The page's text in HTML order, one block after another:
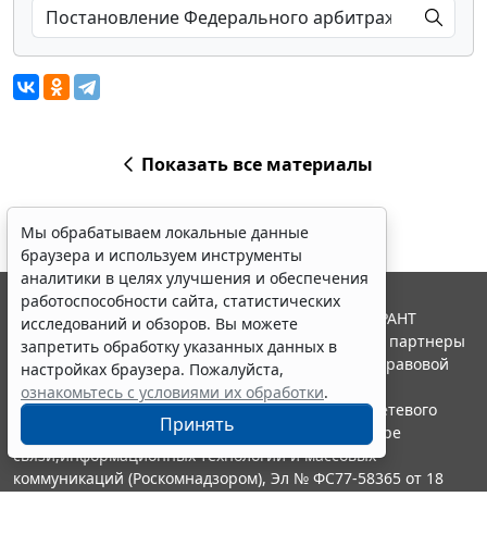
Показать все материалы
Мы обрабатываем локальные данные
браузера и используем инструменты
аналитики в целях улучшения и обеспечения
работоспособности сайта, статистических
исследований и обзоров. Вы можете
запретить обработку указанных данных в
настройках браузера. Пожалуйста,
ознакомьтесь с условиями их обработки.
Принять
© ООО "НПП "ГАРАНТ-СЕРВИС", 2026. Система ГАРАНТ
выпускается с 1990 года. Компания "Гарант" и ее партнеры
являются участниками Российской ассоциации правовой
информации ГАРАНТ.
Портал ГАРАНТ.РУ зарегистрирован в качестве сетевого
издания Федеральной службой по надзору в сфере
связи,информационных технологий и массовых
коммуникаций (Роскомнадзором), Эл № ФС77-58365 от 18